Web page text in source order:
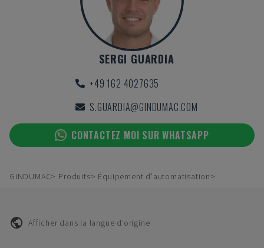
SERGI GUARDIA
+49 162 4027635
S.GUARDIA@GINDUMAC.COM
CONTACTEZ MOI SUR WHATSAPP
GINDUMAC Produits Équipement d'automatisation
Afficher dans la langue d'origine